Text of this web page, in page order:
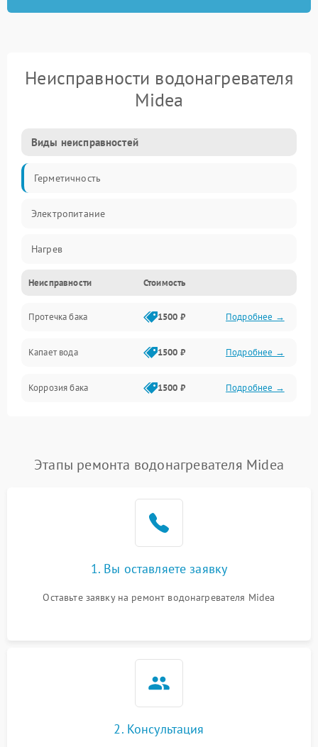
Неисправности водонагревателя
Midea
Виды неисправностей
Герметичность
Электропитание
Нагрев
Датчики
Механика
Неисправности Стоимость
Протечка бака 1500 ₽ Подробнее →
Капает вода 1500 ₽ Подробнее →
Коррозия бака 1500 ₽ Подробнее →
Этапы ремонта водонагревателя Midea
1. Вы оставляете заявку
Оставьте заявку на ремонт водонагревателя Midea
2. Консультация